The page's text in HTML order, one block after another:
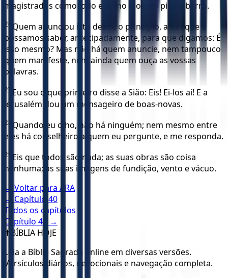
magistrados como lodo e como o oleiro pisa o barro.
26 Quem anunciou isto desde o princípio, a fim que o
possamos saber, antecipadamente, para que digamos: É
isso mesmo? Mas não há quem anuncie, nem tampouco
quem manifeste, nem ainda quem ouça as vossas
palavras.
27 Eu sou o que primeiro disse a Sião: Eis! Ei-los aí! E a
Jerusalém dou um mensageiro de boas-novas.
28 Quando eu olho, não há ninguém; nem mesmo entre
eles há conselheiro a quem eu pergunte, e me responda.
29 Eis que todos são nada; as suas obras são coisa
nenhuma; as suas imagens de fundição, vento e vácuo.
← Voltar para ARA
← Capítulo 40
Todos os capítulos
Capítulo 42
→
✝️ BÍBLIA HOJE
Leia a Bíblia Sagrada online em diversas versões.
Versículos diários, devocionais e navegação completa.